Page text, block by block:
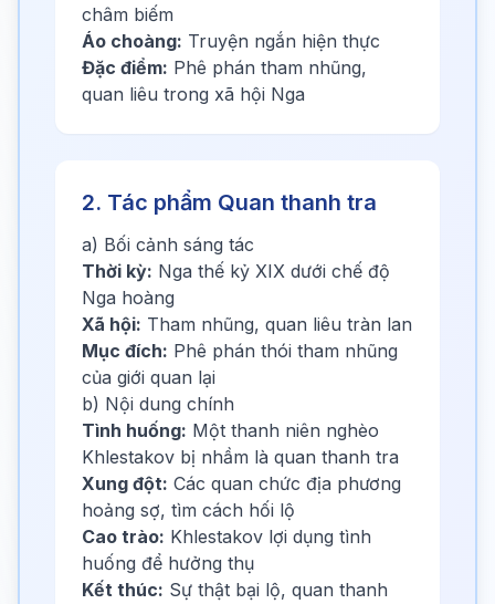
châm biếm
Áo choàng: Truyện ngắn hiện thực
Đặc điểm: Phê phán tham nhũng,
quan liêu trong xã hội Nga
2. Tác phẩm Quan thanh tra
a) Bối cảnh sáng tác
Thời kỳ: Nga thế kỷ XIX dưới chế độ
Nga hoàng
Xã hội: Tham nhũng, quan liêu tràn lan
Mục đích: Phê phán thói tham nhũng
của giới quan lại
b) Nội dung chính
Tình huống: Một thanh niên nghèo
Khlestakov bị nhầm là quan thanh tra
Xung đột: Các quan chức địa phương
hoảng sợ, tìm cách hối lộ
Cao trào: Khlestakov lợi dụng tình
huống để hưởng thụ
Kết thúc: Sự thật bại lộ, quan thanh